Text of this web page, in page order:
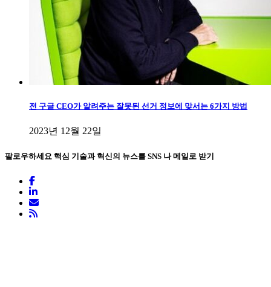
전 구글 CEO가 알려주는 잘못된 선거 정보에 맞서는 6가지 방법
2023년 12월 22일
팔로우하세요 핵심 기술과 혁신의 뉴스를 SNS 나 메일로 받기